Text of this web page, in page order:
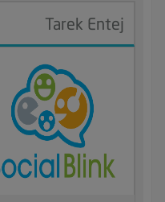
Tarek Entej